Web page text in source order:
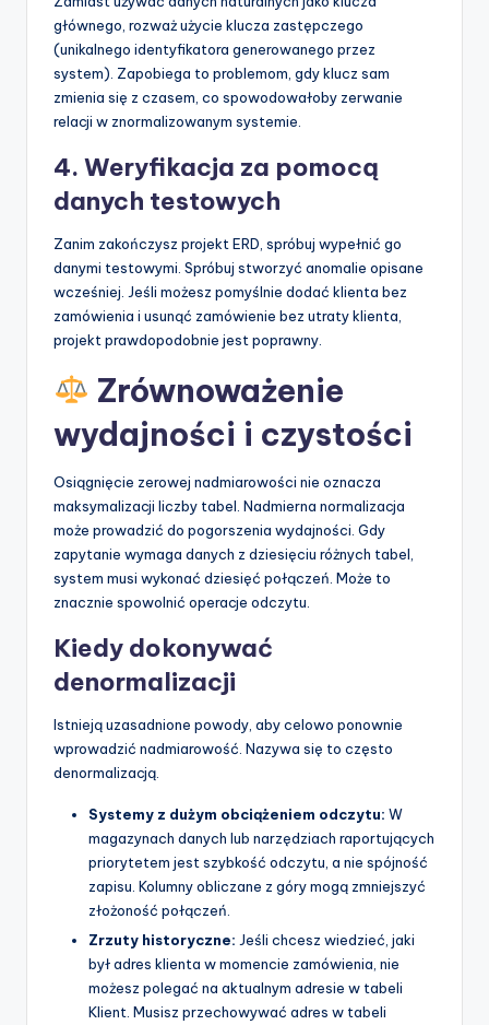
głównego, rozważ użycie klucza zastępczego
(unikalnego identyfikatora generowanego przez
system). Zapobiega to problemom, gdy klucz sam
zmienia się z czasem, co spowodowałoby zerwanie
relacji w znormalizowanym systemie.
4. Weryfikacja za pomocą
danych testowych
Zanim zakończysz projekt ERD, spróbuj wypełnić go
danymi testowymi. Spróbuj stworzyć anomalie opisane
wcześniej. Jeśli możesz pomyślnie dodać klienta bez
zamówienia i usunąć zamówienie bez utraty klienta,
projekt prawdopodobnie jest poprawny.
Zrównoważenie
wydajności i czystości
Osiągnięcie zerowej nadmiarowości nie oznacza
maksymalizacji liczby tabel. Nadmierna normalizacja
może prowadzić do pogorszenia wydajności. Gdy
zapytanie wymaga danych z dziesięciu różnych tabel,
system musi wykonać dziesięć połączeń. Może to
znacznie spowolnić operacje odczytu.
Kiedy dokonywać
denormalizacji
Istnieją uzasadnione powody, aby celowo ponownie
wprowadzić nadmiarowość. Nazywa się to często
denormalizacją.
Systemy z dużym obciążeniem odczytu: W
magazynach danych lub narzędziach raportujących
priorytetem jest szybkość odczytu, a nie spójność
zapisu. Kolumny obliczane z góry mogą zmniejszyć
złożoność połączeń.
Zrzuty historyczne: Jeśli chcesz wiedzieć, jaki
był adres klienta w momencie zamówienia, nie
możesz polegać na aktualnym adresie w tabeli
Klient. Musisz przechowywać adres w tabeli